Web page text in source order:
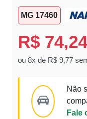
MG 17460
R$ 74,24
ou 8x de R$ 9,77
Não
Fale